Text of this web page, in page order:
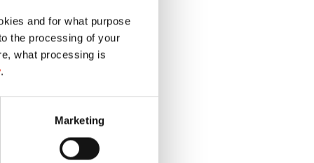
and for what purpose
the processing of your
what processing is
.
Marketing